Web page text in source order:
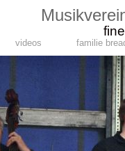
videos familie